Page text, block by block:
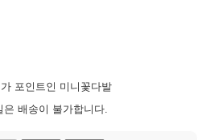
포인트인 미니꽃다발
배송이 불가합니다.